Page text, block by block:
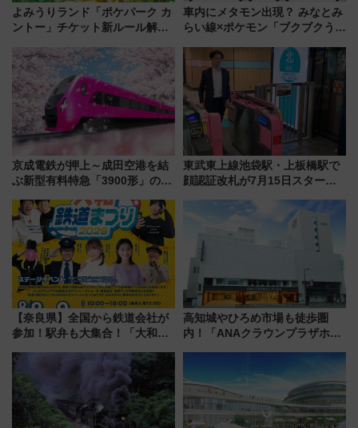
よみうりランド「ポケパーク カ
ントー」チケット新ルール解
本人確認が11月スタート
車内にメタモン出現？ みなとみ
らい線×ポケモン「ブクブクうみ
行開始に！ この夏は直通列車で
横浜へ！
京成電鉄が押上～成田空港を結
ぶ新型有料特急「3900形」のコ
募集も実施
東武東上線池袋駅・上板橋駅で
顔認証改札が7月15日スター
でシームレスに
【奈良県】全国から鉄道会社が
参加！駅弁も大集合！「大和鉄
に開催決定
高知城やひろめ市場も徒歩圏
内！「ANAクラウンプラザホテ